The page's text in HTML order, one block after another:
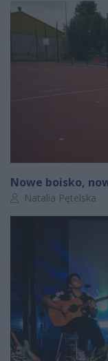
Nowe boisko,
Autor artykułu:
Natalia Pętelska